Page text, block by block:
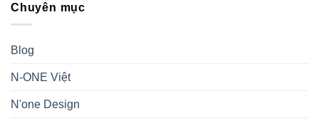
Chuyên mục
Blog
N-ONE Việt
N'one Design